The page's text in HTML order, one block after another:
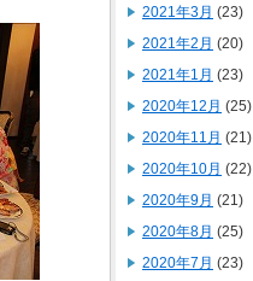
2021年3月 (23)
2021年2月 (20)
2021年1月 (23)
2020年12月 (25)
2020年11月 (21)
2020年10月 (22)
2020年9月 (21)
2020年8月 (25)
2020年7月 (23)